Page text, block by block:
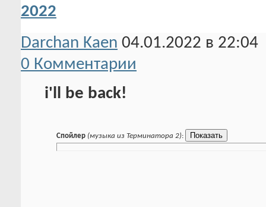
2022
Darchan Kaen 04.01.2022 в 22:04
0 Комментарии
i'll be back!
Спойлер (музыка из Терминатора 2):